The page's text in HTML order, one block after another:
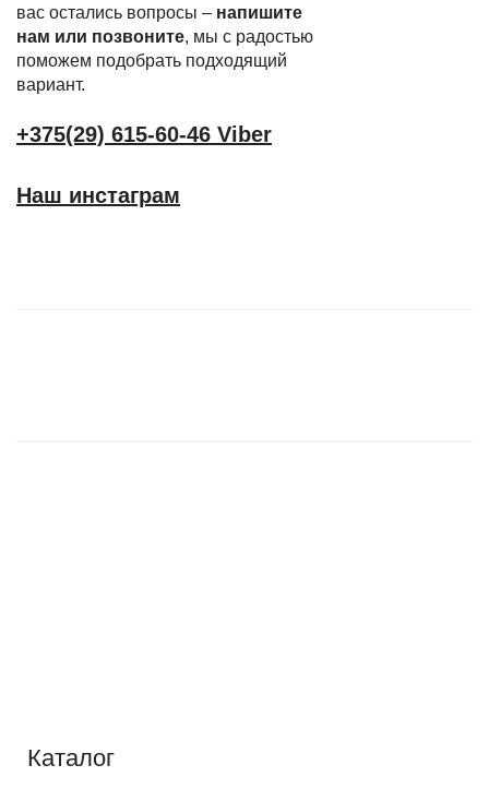
вас остались вопросы – напишите
нам или позвоните, мы с радостью
поможем подобрать подходящий
вариант.
+375(29) 615-60-46 Viber
Наш инстаграм
Каталог